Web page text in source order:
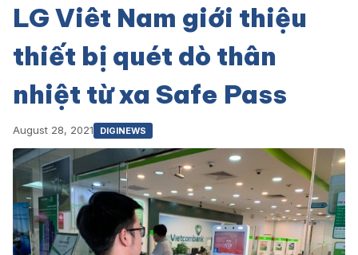
LG Viêt Nam giới thiệu
thiết bị quét dò thân
nhiệt từ xa Safe Pass
August 28, 2021 DIGINEWS